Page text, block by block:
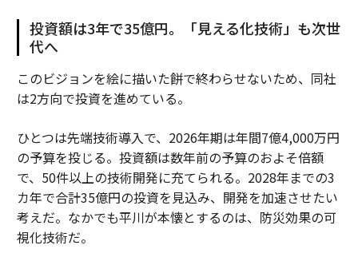
投資額は3年で35億円。「見える化技術」も次世
代へ
このビジョンを絵に描いた餅で終わらせないため、同社
は2方向で投資を進めている。
ひとつは先端技術導入で、2026年期は年間7億4,000万円
の予算を投じる。投資額は数年前の予算のおよそ倍額
で、50件以上の技術開発に充てられる。2028年までの3
カ年で合計35億円の投資を見込み、開発を加速させたい
考えだ。なかでも平川が本懐とするのは、防災効果の可
視化技術だ。